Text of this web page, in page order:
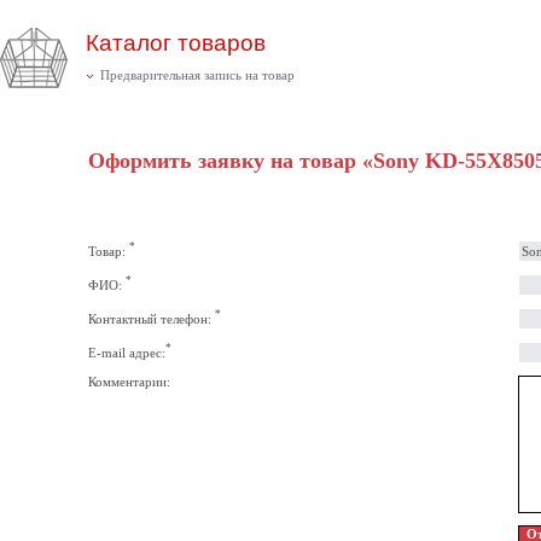
Каталог товаров
Предварительная запись на товар
Оформить заявку на товар «Sony KD-
Товар: *
ФИО: *
Контактный телефон: *
E-mail адрес:*
Комментарии: